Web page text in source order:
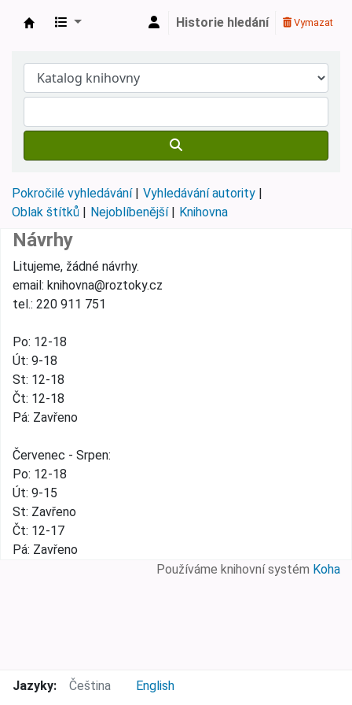
Historie hledání Vymazat
Pokročilé vyhledávání
Vyhledávání autority
Oblak štítků
Nejoblíbenější Knihovna
email: knihovna@roztoky.cz
tel.: 220 911 751
Po: 12-18
Út: 9-18
St: 12-18
Čt: 12-18
Pá: Zavřeno
Červenec - Srpen:
Po: 12-18
Út: 9-15
St: Zavřeno
Čt: 12-17
Pá: Zavřeno
Návrhy
Litujeme, žádné návrhy.
Používáme knihovní systém Koha
Jazyky: Čeština English